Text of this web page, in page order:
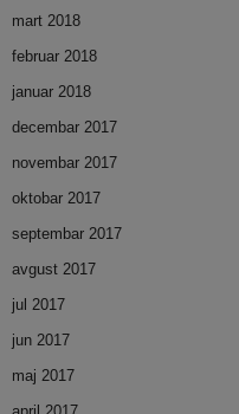
mart 2018
februar 2018
januar 2018
decembar 2017
novembar 2017
oktobar 2017
septembar 2017
avgust 2017
jul 2017
jun 2017
maj 2017